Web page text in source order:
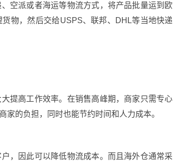
空派或者海运等物流方式，将产品批量运到欧
物，然后交给USPS、联邦、DHL等当地快递
提高工作效率。在销售高峰期，商家只需专心
的负担，同时也能节约时间和人力成本。
，因此可以降低物流成本。而且海外仓通常采